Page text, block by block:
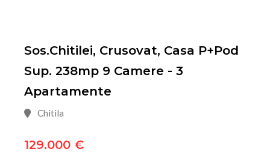
Sos.Chitilei, Crusovat, Casa P+Pod
Sup. 238mp 9 Camere - 3
Apartamente
Chitila
129.000 €